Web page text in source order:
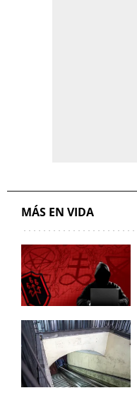
MÁS EN VIDA